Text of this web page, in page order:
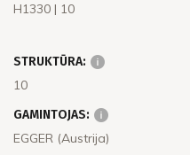
H1330 | 10
STRUKTŪRA:
10
GAMINTOJAS:
EGGER (Austrija)